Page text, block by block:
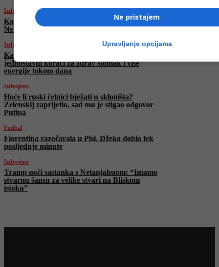
Izdvojeno
Koliko kalorija treba pojesti za jedan obrok:
Neke navike čine razliku
Izdvojeno
Kako poboljšati probavu i osjećati se lakše:
jednostavni koraci za zdrav stomak i više
energije tokom dana
Izdvojeno
Hoće li ruski čelnici bježati u skloništa?
Zelenskij zaprijetio, sad mu je stigao odgovor
Putina
Fudbal
Fiorentina razočarala u Pisi, Džeko dobio tek
posljednje minute
Izdvojeno
Tramp uoči sastanka s Netanjahuom: “Imamo
stvarnu šansu za velike stvari na Bliskom
istoku”
Ne pristajem
Upravljanje opcijama